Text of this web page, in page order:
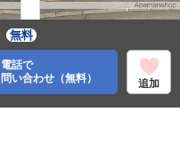
管理費:－
敷
31㎡
バス 更
無料
電話で
問い合わせ（無料）
追加